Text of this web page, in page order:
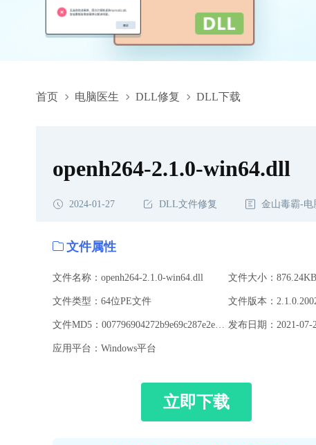
首页 电脑医生 DLL修复 DLL下载
openh264-2.1.0-win64.dll,openh264-2.1.0-win64.dll下载
openh264-2.1.0-win64.dll
2024-01-27 DLL文件修复 金山毒霸-电
文件属性
文件名称：openh264-2.1.0-win64.dll 文件大小：876.24KB
文件类型：64位PE文件 文件版本：
发布日期：2021-07-
应用平台：Windows平台
立即下载